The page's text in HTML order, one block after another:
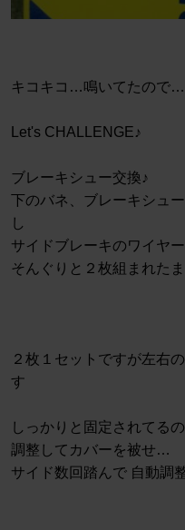
キコキコ…鳴いてたので
Let's CHALLENGE♪
ブレーキシュー交換♪
下のバネ、ブレーキシュ
し
サイドブレーキのワイヤ
そんぐりと２枚組まれた
２枚１セットですが左右
す
しっかりと固定されてる
調整してカバーを被せ…
サイド数回踏んで 自動調